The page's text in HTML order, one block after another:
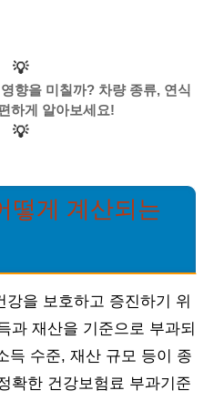
💡
향을 미칠까? 차량 종류, 연식
하게 알아보세요!
💡
떻게 계산되는
을 보호하고 증진하기 위
과 재산을 기준으로 부과되
득 수준, 재산 규모 등이 종
확한 건강보험료 부과기준